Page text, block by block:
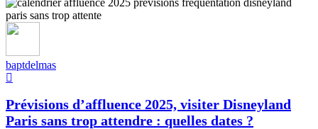
baptdelmas
Prévisions d’affluence 2025, visiter Disneyland
Paris sans trop attendre : quelles dates ?